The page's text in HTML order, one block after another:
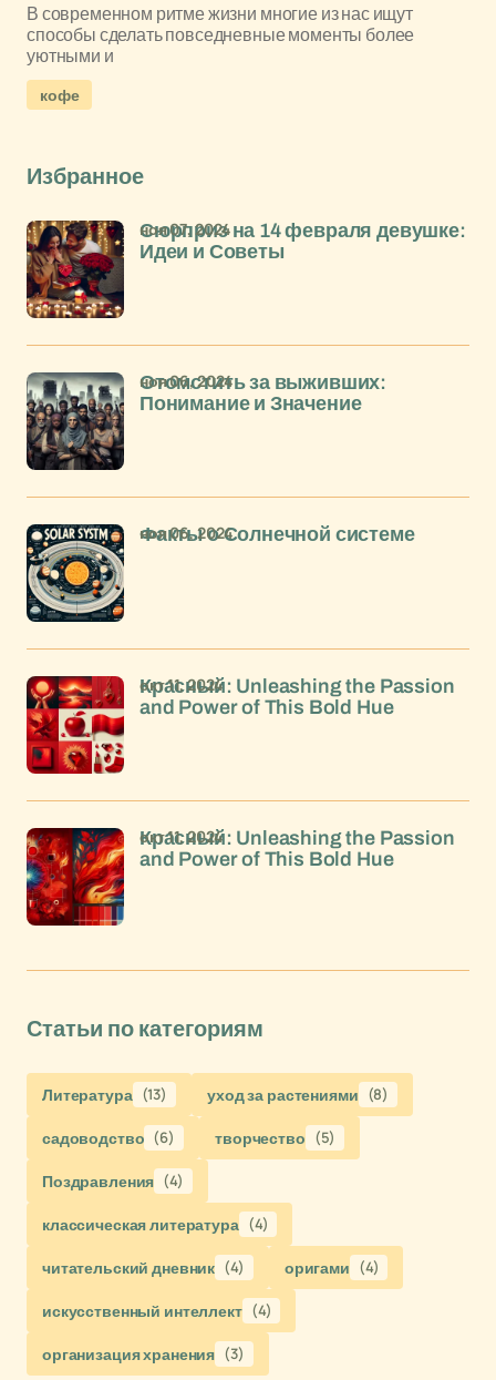
В современном ритме жизни многие из нас ищут
способы сделать повседневные моменты более
уютными и
кофе
Избранное
Сюрприз на 14 февраля девушке:
Идеи и Советы
ноя 07, 2024
Отомстить за выживших:
Понимание и Значение
ноя 06, 2024
Факты о Солнечной системе
ноя 06, 2024
Красный: Unleashing the Passion
and Power of This Bold Hue
окт 11, 2024
Красный: Unleashing the Passion
and Power of This Bold Hue
окт 11, 2024
Статьи по категориям
Литература (13) уход за растениями (8)
садоводство (6) творчество (5)
Поздравления (4)
классическая литература (4)
читательский дневник (4) оригами (4)
искусственный интеллект (4)
организация хранения (3)